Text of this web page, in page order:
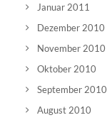
Januar 2011
Dezember 2010
November 2010
Oktober 2010
September 2010
August 2010